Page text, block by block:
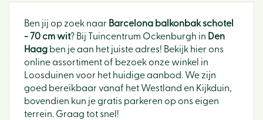
Ben jij op zoek naar Barcelona balkonbak schotel
- 70 cm wit? Bij Tuincentrum Ockenburgh in Den
Haag ben je aan het juiste adres! Bekijk hier ons
online assortiment of bezoek onze winkel in
Loosduinen voor het huidige aanbod. We zijn
goed bereikbaar vanaf het Westland en Kijkduin,
bovendien kun je gratis parkeren op ons eigen
terrein. Graag tot snel!